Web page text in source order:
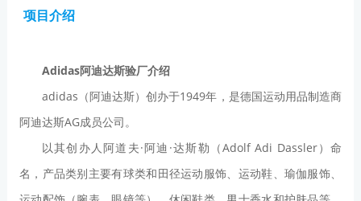
项目介绍
Adidas阿迪达斯验厂介绍
adidas（阿迪达斯）创办于1949年，是德国运动用品制造商
阿迪达斯AG成员公司。
以其创办人阿道夫·阿迪·达斯勒（Adolf Adi Dassler）命
名，产品类别主要有球类和田径运动服饰、运动鞋、瑜伽服饰、